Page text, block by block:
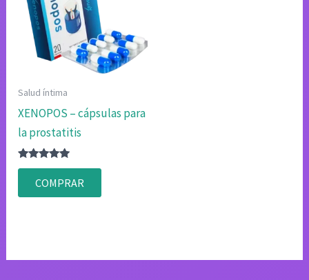
Salud íntima
XENOPOS – cápsulas para
la prostatitis
Valorado
4.83
de 5
COMPRAR